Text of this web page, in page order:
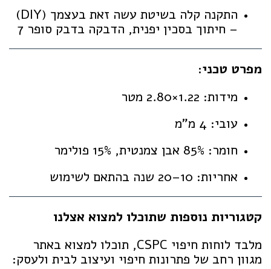
התקנה קלה בשיטת עשה זאת בעצמך (DIY)
– חיתוך בסכין יפנית, הדבקה בדבק סופר 7
מפרט טכני:
מידות: 1.22×2.80 מטר
עובי: 4 מ"מ
חומר: 85% אבן צמנטית, 15% פולימר
אחריות: 10–20 שנה בהתאם לשימוש
קטגוריות נוספות שתוכלו למצוא אצלנו
מלבד לוחות חיפוי CSPC, תוכלו למצוא באתר
מגוון רחב של פתרונות חיפוי ועיצוב לבית ולעסק: